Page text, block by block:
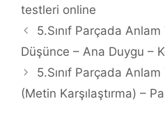
testleri online
5.Sınıf Parçada
Düşünce – Ana Duygu –
5.Sınıf Parçada
(Metin Karşılaştırma) –